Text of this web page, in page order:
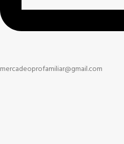
mercadeoprofamiliar@gmail.com